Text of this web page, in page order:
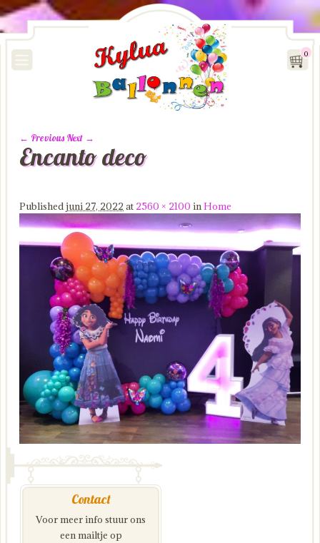
0
Image navigation
← Previous Next →
Encanto deco
Publishedjuni 27, 2022 at 2560 × 2100 inHome
Contact
Voor meer info stuur ons
een mailtje op